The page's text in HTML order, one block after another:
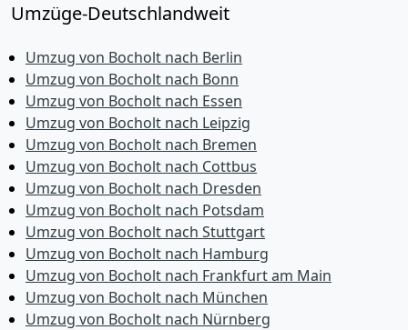
Umzüge-Deutschlandweit
Umzug von Bocholt nach Berlin
Umzug von Bocholt nach Bonn
Umzug von Bocholt nach Essen
Umzug von Bocholt nach Leipzig
Umzug von Bocholt nach Bremen
Umzug von Bocholt nach Cottbus
Umzug von Bocholt nach Dresden
Umzug von Bocholt nach Potsdam
Umzug von Bocholt nach Stuttgart
Umzug von Bocholt nach Hamburg
Umzug von Bocholt nach Frankfurt am Main
Umzug von Bocholt nach München
Umzug von Bocholt nach Nürnberg